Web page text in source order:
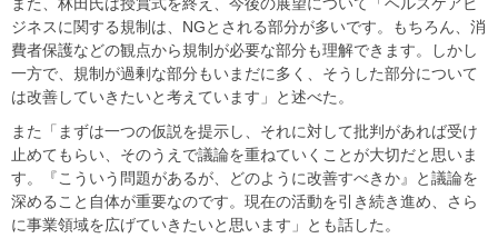
また、林田氏は授賞式を終え、今後の展望について「ヘルスケアビ
ジネスに関する規制は、NGとされる部分が多いです。もちろん、消
費者保護などの観点から規制が必要な部分も理解できます。しかし
一方で、規制が過剰な部分もいまだに多く、そうした部分について
は改善していきたいと考えています」と述べた。
また「まずは一つの仮説を提示し、それに対して批判があれば受け
止めてもらい、そのうえで議論を重ねていくことが大切だと思いま
す。『こういう問題があるが、どのように改善すべきか』と議論を
深めること自体が重要なのです。現在の活動を引き続き進め、さら
に事業領域を広げていきたいと思います」とも話した。